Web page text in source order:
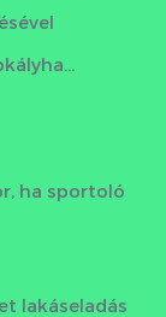
ha sportoló
lakáseladás